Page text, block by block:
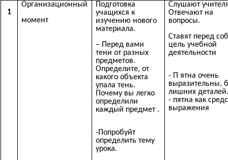
1
Организационный
момент
Подготовка
учащихся к
изучению нового
материала.
– Перед вами
тени от разных
предметов.
Определите, от
какого объекта
упала тень.
Почему вы легко
определили
каждый предмет .
-Попробуйт
определить тему
урока.
Слушают
Отвечают на
вопросы.
Ставят перед
цель учебной
деятельности
- П ятна очень
выразительны,
лишних деталей.
- пятна как
выражения